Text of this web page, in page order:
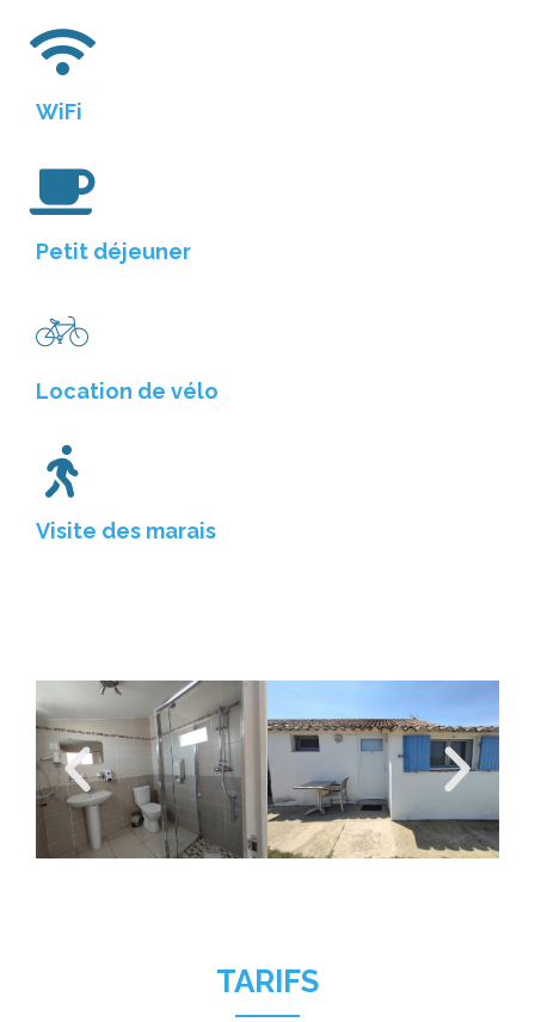
WiFi
Petit déjeuner
Location de vélo
Visite des marais
TARIFS